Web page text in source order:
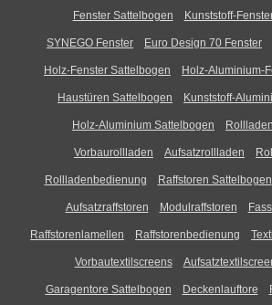
Fenster Sattelbogen
Kunststoff-
SYNEGO Fenster Euro Design 70 Fenster
Holz-Fenster Sattelbogen Holz-Aluminium-
Haustüren Sattelbogen Kunststoff-
Holz-Aluminium Sattelbogen
Vorbaurollladen Aufsatzrollladen
Rollladenbedienung Raffstoren Sattelbogen
Aufsatzraffstoren Modulraffstoren
Raffstorenlamellen Raffstorenbedienung
Vorbautextilscreens
Garagentore Sattelbogen Deckenlauftore